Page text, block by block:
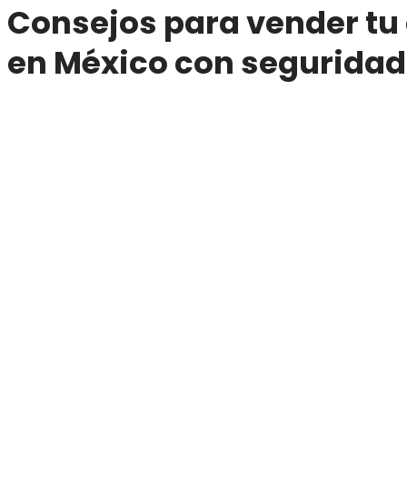
Consejos para vender
en México con seguridad